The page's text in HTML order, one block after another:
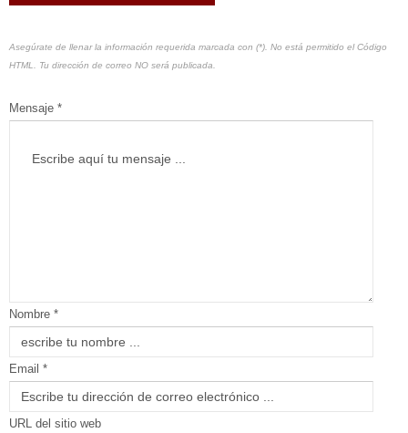
Asegúrate de llenar la información requerida marcada con (*). No está permitido el Código
HTML. Tu dirección de correo NO será publicada.
Mensaje *
Nombre *
Email *
URL del sitio web